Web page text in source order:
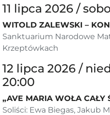
11 lipca 2026 /
WITOLD ZALEWSKI –
Sanktuarium Narodowe
Krzeptówkach
12 lipca 2026 /
20:00
„AVE MARIA WOŁA CAŁY
Soliści: Ewa Biegas, Jakub